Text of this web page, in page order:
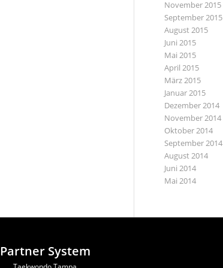
November 2015
September 2015
August 2015
Juni 2015
Mai 2015
April 2015
März 2015
Januar 2015
Dezember 2014
November 2014
Oktober 2014
September 2014
August 2014
Juni 2014
Mai 2014
Partner System